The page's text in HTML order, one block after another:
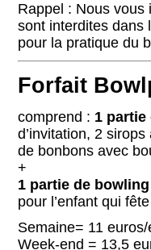
Rappel : Nous vous
sont interdites dans
pour la pratique du
Forfait
comprend : 1 partie
d’invitation, 2
de bonbons avec
+
1 partie de
pour l’enfant qui
Semaine= 11
Week-end = 13,5